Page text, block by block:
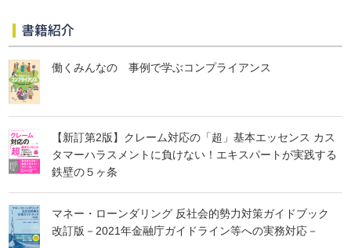
書籍紹介
働くみんなの 事例で学ぶコンプライアンス
【新訂第2版】クレーム対応の「超」基本エッセンス カス
タマーハラスメントに負けない！エキスパートが実践する
鉄壁の５ヶ条
マネー・ローンダリング 反社会的勢力対策ガイドブック
改訂版－2021年金融庁ガイドライン等への実務対応－